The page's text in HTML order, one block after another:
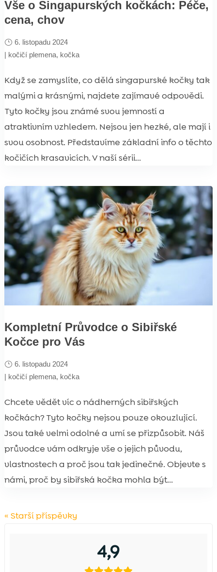
Vše o Singapurských kočkách: Péče,
cena, chov
6. listopadu 2024
| kočičí plemena, kočka
Když se zamyslíte, co dělá singapurské kočky tak
malými a krásnými, najdete zajímavé odpovědi.
Tyto kočky jsou známé svou jemností a
atraktivním vzhledem. Nejsou jen hezké, ale mají i
svou osobnost. Představíme základní info o těchto
kočičích krasavicích. V naší sérii...
Kompletní Průvodce o Sibiřské
Kočce pro Vás
6. listopadu 2024
| kočičí plemena, kočka
Chcete vědět víc o nádherných sibiřských
kočkách? Tyto kočky nejsou pouze okouzlující.
Jsou také velmi odolné a umí se přizpůsobit. Náš
průvodce vám odkryje vše o jejich původu,
vlastnostech a proč jsou tak jedinečné. Objevte s
námi, proč by sibiřská kočka mohla být...
« Starší příspěvky
4,9